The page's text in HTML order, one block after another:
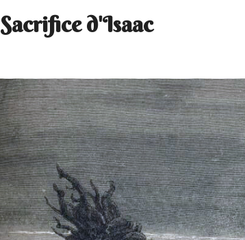
Sacrifice d'Isaac